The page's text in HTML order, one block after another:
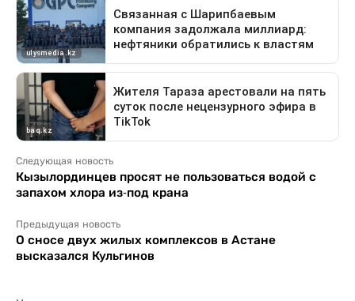
Следующая новость
Кызылординцев просят не пользоваться водой с
запахом хлора из-под крана
Предыдущая новость
О сносе двух жилых комплексов в Астане
высказался Кульгинов